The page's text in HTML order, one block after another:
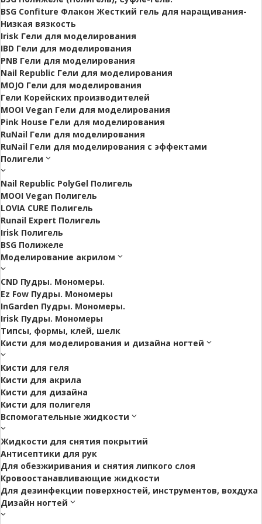
BSG Confiture Флакон Жесткий гель для наращивания-
Низкая вязкость
Irisk Гели для моделирования
IBD Гели для моделирования
PNB Гели для моделирования
Nail Republic Гели для моделирования
MOJO Гели для моделирования
Гели Корейских производителей
MOOI Vegan Гели для моделирования
Pink House Гели для моделирования
RuNail Гели для моделирования
RuNail Гели для моделирования с эффектами
Полигели
Nail Republic PolyGel Полигель
MOOI Vegan Полигель
LOVIA CURE Полигель
Runail Expert Полигель
Irisk Полигель
BSG Полижеле
Моделирование акрилом
CND Пудры. Мономеры.
Ez Fow Пудры. Мономеры
InGarden Пудры. Мономеры.
Irisk Пудры. Мономеры
Типсы, формы, клей, шелк
Кисти для моделирования и дизайна ногтей
Кисти для геля
Кисти для акрила
Кисти для дизайна
Кисти для полигеля
Вспомогательные жидкости
Жидкости для снятия покрытий
Антисептики для рук
Для обезжиривания и снятия липкого слоя
Кровоостанавливающие жидкости
Для дезинфекции поверхностей, инструментов, вохдуха
Дизайн ногтей